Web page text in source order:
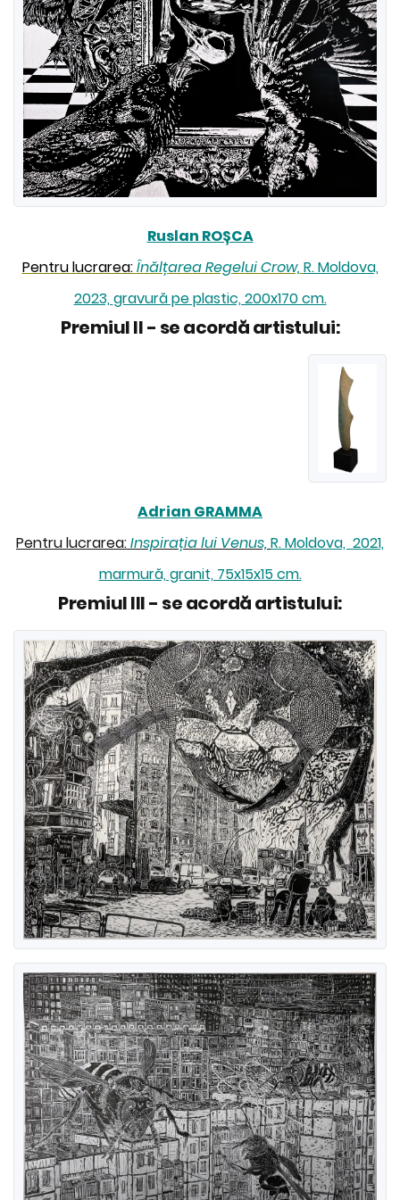
Ruslan ROȘCA
Pentru lucrarea:Înălțarea Regelui Crow, R. Moldova,
2023, gravură pe plastic, 200x170 cm.
Premiul II - se acordă artistului:
Adrian GRAMMA
Pentru lucrarea:Inspirația lui Venus, R. Moldova, 2021,
marmură, granit, 75x15x15 cm.
Premiul III - se acordă artistului: